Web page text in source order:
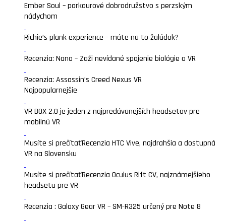
Ember Soul – parkourové dobrodružstvo s perzským
nádychom
Richie’s plank experience – máte na to žalúdok?
Recenzia: Nano – Zaži nevídané spojenie biológie a VR
Recenzia: Assassin’s Creed Nexus VR
Najpopularnejšie
VR BOX 2.0 je jeden z najpredávanejších headsetov pre
mobilnú VR
Musíte si prečítaťRecenzia HTC Vive, najdrahšia a dostupná
VR na Slovensku
Musíte si prečítaťRecenzia Oculus Rift CV, najznámejšieho
headsetu pre VR
Recenzia : Galaxy Gear VR – SM-R325 určený pre Note 8